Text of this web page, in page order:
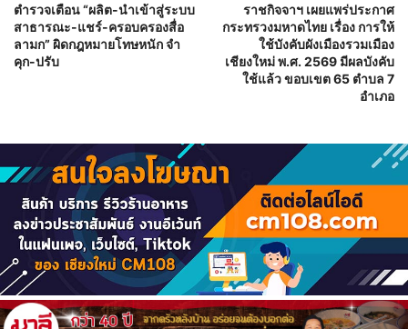
ตำรวจเตือน “ผลิต-นำเข้าสู่ระบบ
สาธารณะ-แชร์-ครอบครองสื่อ
ลามก” ผิดกฎหมายโทษหนัก จำ
คุก-ปรับ
ราชกิจจาฯ เผยแพร่ประกาศ
กระทรวงมหาดไทย เรื่อง การให้
ใช้บังคับผังเมืองรวมเมือง
เชียงใหม่ พ.ศ. 2569 มีผลบังคับ
ใช้แล้ว ขอบเขต 65 ตำบล 7
อำเภอ